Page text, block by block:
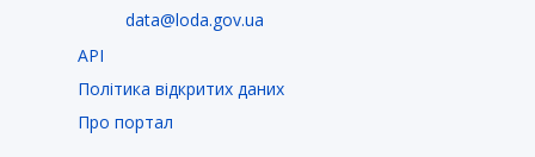
data@loda.gov.ua
API
Політика відкритих даних
Про портал